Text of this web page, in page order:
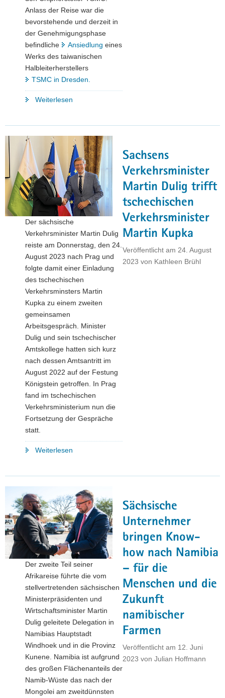
Anlass der Reise war die
bevorstehende und derzeit in
der Genehmigungsphase
befindliche
Ansiedlung eines
Werks des taiwanischen
Halbleiterherstellers
TSMC in Dresden.
Weiterlesen
Taiwan
und
den
Chiphersteller
TSMC "
Sachsens
Verkehrsminister
Martin Dulig trifft
tschechischen
Verkehrsminister
Martin Kupka
Veröffentlicht am 24. August
2023 von Kathleen Brühl
Der sächsische
Verkehrsminister Martin Dulig
reiste am Donnerstag, den 24.
August 2023 nach Prag und
folgte damit einer Einladung
des tschechischen
Verkehrsminsters Martin
Kupka zu einem zweiten
gemeinsamen
Arbeitsgespräch. Minister
Dulig und sein tschechischer
Amtskollege hatten sich kurz
nach dessen Amtsantritt im
August 2022 auf der Festung
Königstein getroffen. In Prag
fand im tschechischen
Verkehrsministerium nun die
Fortsetzung der Gespräche
statt.
Weiterlesen
trifft
tschechischen
Verkehrsminister
Martin
Kupka"
Sächsische
Unternehmer
bringen Know-
how nach Namibia
– für die
Menschen und die
Zukunft
namibischer
Farmen
Veröffentlicht am 12. Juni
2023 von Julian Hoffmann
Der zweite Teil seiner
Afrikareise führte die vom
stellvertretenden sächsischen
Ministerpräsidenten und
Wirtschaftsminister Martin
Dulig geleitete Delegation in
Namibias Hauptstadt
Windhoek und in die Provinz
Kunene. Namibia ist aufgrund
des großen Flächenanteils der
Namib-Wüste das nach der
Mongolei am zweitdünnsten